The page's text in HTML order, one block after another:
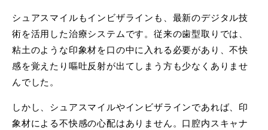
シュアスマイルもインビザラインも、最新のデジタル技
術を活用した治療システムです。従来の歯型取りでは、
粘土のような印象材を口の中に入れる必要があり、不快
感を覚えたり嘔吐反射が出てしまう方も少なくありませ
んでした。
しかし、シュアスマイルやインビザラインであれば、印
象材による不快感の心配はありません。口腔内スキャナ